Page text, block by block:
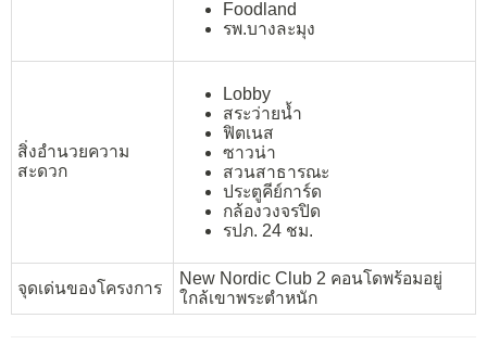
Foodland
รพ.บางละมุง
สิ่งอำนวยความ
สะดวก
Lobby
สระว่ายน้ำ
ฟิตเนส
ซาวน่า
สวนสาธารณะ
ประตูคีย์การ์ด
กล้องวงจรปิด
รปภ. 24 ชม.
จุดเด่นของโครงการ
New Nordic Club 2 คอนโดพร้อมอยู่
ใกล้เขาพระตำหนัก